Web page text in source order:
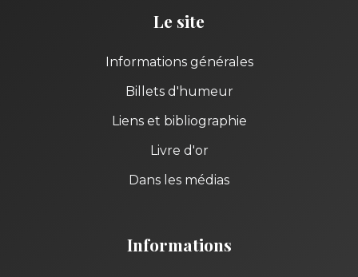
Le site
Informations générales
Billets d'humeur
Liens et bibliographie
Livre d'or
Dans les médias
Informations